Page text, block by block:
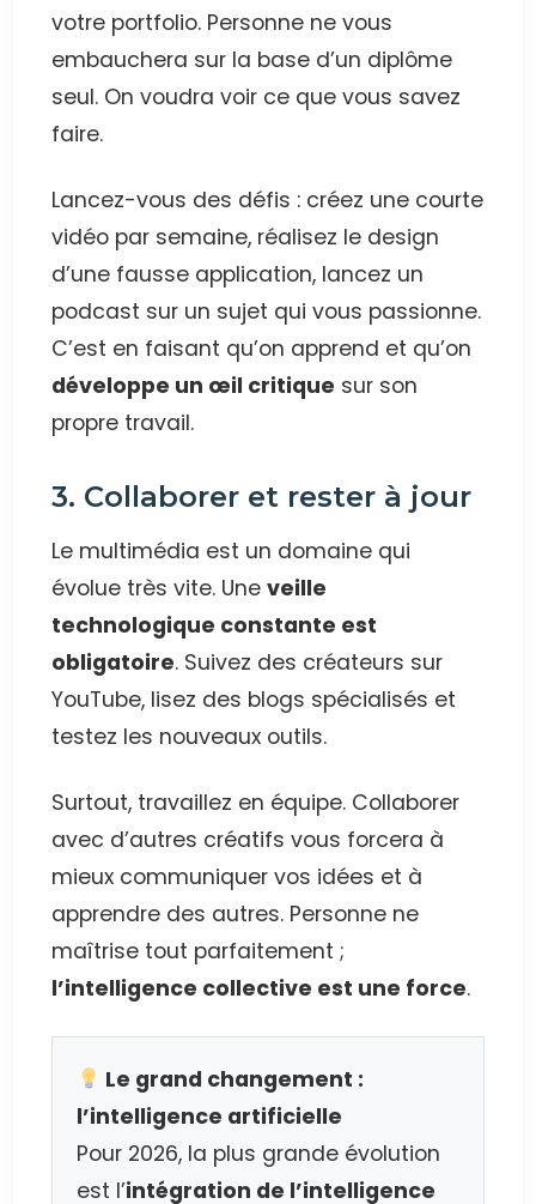
votre portfolio. Personne ne vous
embauchera sur la base d’un diplôme
seul. On voudra voir ce que vous savez
faire.
Lancez-vous des défis : créez une courte
vidéo par semaine, réalisez le design
d’une fausse application, lancez un
podcast sur un sujet qui vous passionne.
C’est en faisant qu’on apprend et qu’on
développe un œil critique sur son
propre travail.
3. Collaborer et rester à jour
Le multimédia est un domaine qui
évolue très vite. Uneveille
technologique constante est
obligatoire. Suivez des créateurs sur
YouTube, lisez des blogs spécialisés et
testez les nouveaux outils.
Surtout, travaillez en équipe. Collaborer
avec d’autres créatifs vous forcera à
mieux communiquer vos idées et à
apprendre des autres. Personne ne
maîtrise tout parfaitement ;
l’intelligence collective est une force.
Le grand changement :
l’intelligence artificielle
Pour 2026, la plus grande évolution
est l’intégration de l’intelligence